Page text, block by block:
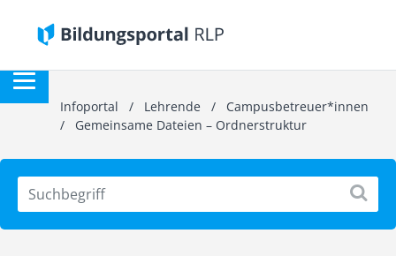
Infoportal / Lehrende / Campusbetreuer*innen
/ Gemeinsame Dateien – Ordnerstruktur